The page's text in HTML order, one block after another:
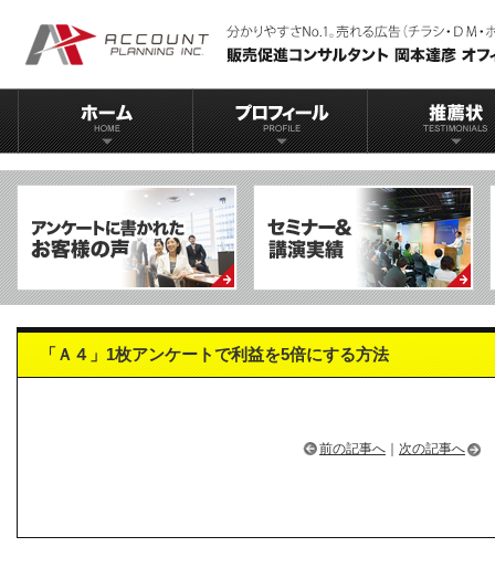
「Ａ４」1枚アンケートで利益を5倍にする方法
前の記事へ 次の記事へ